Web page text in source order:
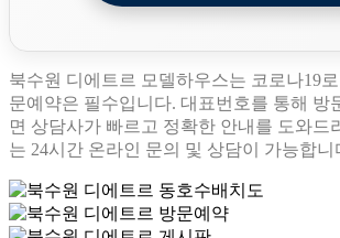
북수원 디에트르 모델하우스는 코로나19
문예약은 필수입니다. 대표번호를 통해 방
면 상담사가 빠르고 정확한 안내를 도와드
는 24시간 온라인 문의 및 상담이 가능합니